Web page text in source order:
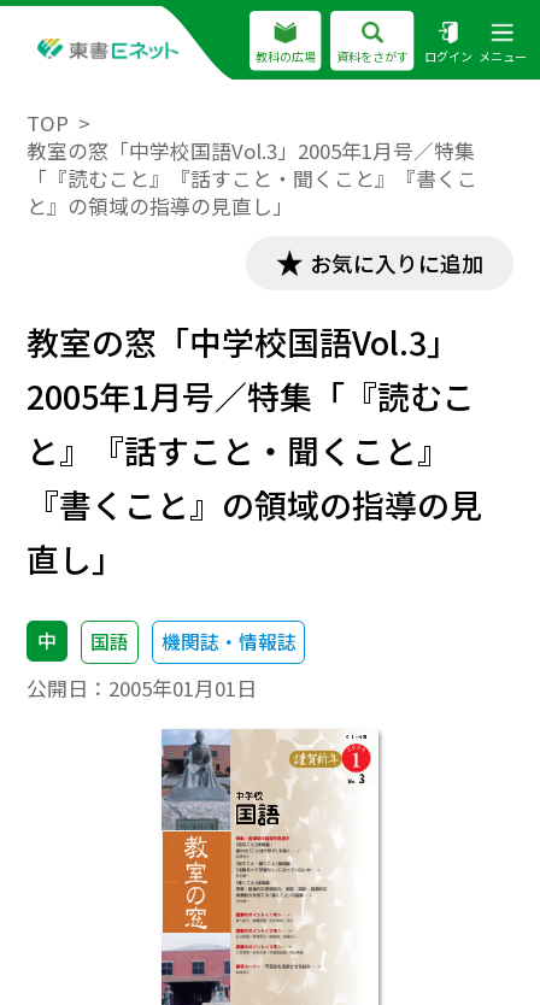
教科の広場 資料をさがす ログイン メニュー
TOP
教室の窓「中学校国語Vol.3」2005年1月号／特集
「『読むこと』『話すこと・聞くこと』『書くこ
と』の領域の指導の見直し」
お気に入りに追加
教室の窓「中学校国語Vol.3」
2005年1月号／特集「『読むこ
と』『話すこと・聞くこと』
『書くこと』の領域の指導の見
直し」
中 国語 機関誌・情報誌
公開日： 2005年01月01日